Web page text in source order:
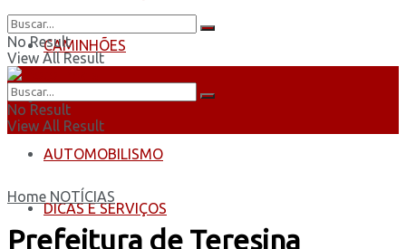
CAMINHÕES
ÔNIBUS
AUTOMOBILISMO
DICAS E SERVIÇOS
No Result
View All Result
No Result
View All Result
Home NOTÍCIAS
Prefeitura de Teresina